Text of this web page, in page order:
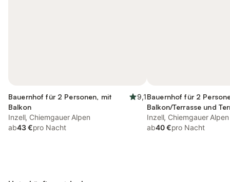
Bauernhof für 2 Personen, mit
Balkon
9,1
Inzell, Chiemgauer Alpen
ab43 €pro Nacht
Bauernhof für 2
Balkon/Terrasse und
sowie Garten
Inzell, Chiemgauer Alpen
ab40 €pro Nacht